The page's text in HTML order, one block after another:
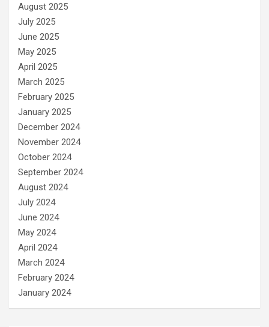
August 2025
July 2025
June 2025
May 2025
April 2025
March 2025
February 2025
January 2025
December 2024
November 2024
October 2024
September 2024
August 2024
July 2024
June 2024
May 2024
April 2024
March 2024
February 2024
January 2024